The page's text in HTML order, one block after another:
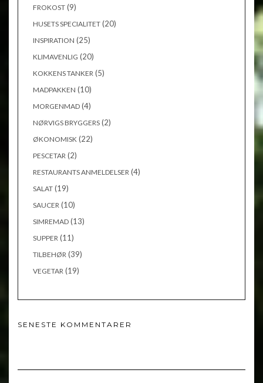
FROKOST (9)
HUSETS SPECIALITET (20)
INSPIRATION (25)
KLIMAVENLIG (20)
KOKKENS TANKER (5)
MADPAKKEN (10)
MORGENMAD (4)
NØRVIGS BRYGGERS (2)
ØKONOMISK (22)
PESCETAR (2)
RESTAURANTS ANMELDELSER (4)
SALAT (19)
SAUCER (10)
SIMREMAD (13)
SUPPER (11)
TILBEHØR (39)
VEGETAR (19)
SENESTE KOMMENTARER